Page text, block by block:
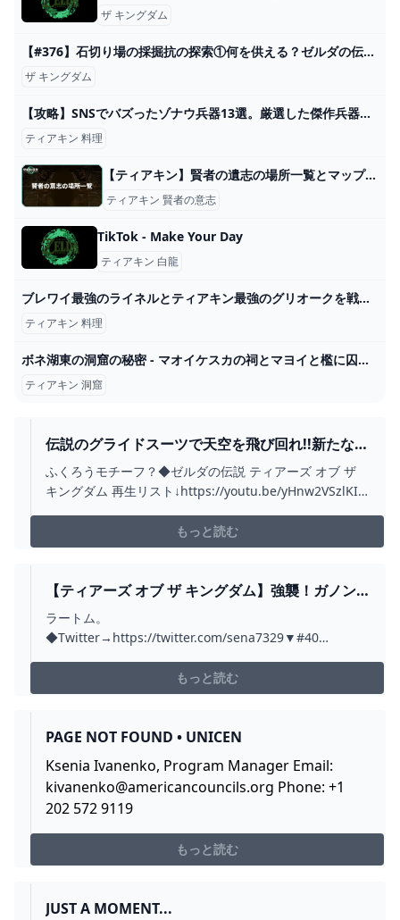
ザ キングダム
【#376】石切り場の採掘抗の探索①何を供える？ゼルダの伝説 ティアーズ オブ ザ キングダム - YouTube
ザ キングダム
【攻略】SNSでバズったゾナウ兵器13選。厳選した傑作兵器を解説【ゼルダの伝説ティアーズオブザキングダム/ティアキン】【ゆっくり解説】 - YouTube
ティアキン 料理
【ティアキン】賢者の遺志の場所一覧とマップ【ティアーズオブザキングダム】 - ティアキン攻略Wiki Gamerch
ティアキン 賢者の意志
TikTok - Make Your Day
ティアキン 白龍
ブレワイ最強のライネルとティアキン最強のグリオークを戦わせてみるとwwwww【ゼルダの伝説ティアーズオブザキングダム】実況 - YouTube
ティアキン 料理
ボネ湖東の洞窟の秘密 - マオイケスカの祠とマヨイと檻に囚われた人を助けよう！近くにコログも！？ 【ゼルダの伝説ティアーズオブザキングダム】 - YouTube
ティアキン 洞窟
伝説のグライドスーツで天空を飛び回れ!!新たなゲ
ルドの秘宝も発見!!ティアキン最速実況
PART104【ゼルダの伝説 ティアーズ オブ ザ キン
ふくろうモチーフ？◆ゼルダの伝説 ティアーズ オブ ザ
キングダム 再生リスト↓https://youtu.be/yHnw2VSzlKI?
の伝説 ブレス オブ ザ ワイルド 再生リスト
↓https://youtu.be/dtIA...
もっと読む
【ティアーズ オブ ザ キングダム】強襲！ガノン
ドロフ一行とその他ッッ #41 - YOUTUBE
ラートム。
◆Twitter→https://twitter.com/sena7329▼#40
→https://youtu.be/PgDF8mr353Q00:00 平原外れの馬宿
02:13 友達とはぐれちゃったコログ03:48 エピソードチャ
もっと読む
PAGE NOT FOUND • UNICEN
Ksenia Ivanenko, Program Manager Email:
kivanenko@americancouncils.org Phone: +1
202 572 9119
もっと読む
JUST A MOMENT...